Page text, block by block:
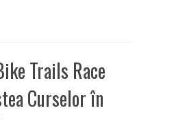
Trails Race
Curselor în